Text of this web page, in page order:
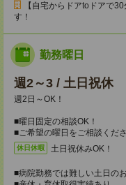
【自宅からドアtoドアで
す！
勤務曜日
週2～3 / 土日祝休
週2日～OK！
■曜日固定の相談OK！
■ご希望の曜日をご相談くださ
休日休暇 土日祝休みOK！
■病院勤務では難しい土日の